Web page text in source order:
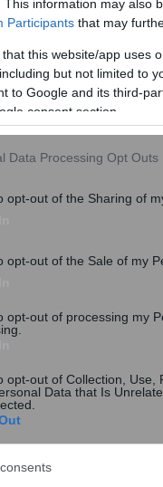
This information may also
Participants that may
that this website/app uses
but not limited to
to Google and its third-
consent section.
Data Processing Opt Outs
opt-out of the Sharing of
opt-out of the Sale of my
opt-out of processing my
opt-out of Collection, Use,
Data that Is
αγοράς
ρητά και τους
στάθμευσης,
από ενοχικά ή
ευκρινές εάν
στο
01-2026 (ΦΕΚ Β’